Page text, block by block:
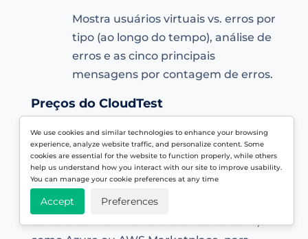
Mostra usuários virtuais vs. erros por
tipo (ao longo do tempo), análise de
erros e as cinco principais
mensagens por contagem de erros.
Preços do CloudTest
A Akamai não publica nenhum preço em
seu site, no entanto, existem alguns sites
que estimam o custo em torno de US $
1.300 por usuário/ano. Entre em contato
diretamente com a Akamai ou entre em
We use cookies and similar technologies to enhance your browsing
experience, analyze website traffic, and personalize content. Some
cookies are essential for the website to function properly, while others
help us understand how you interact with our site to improve usability.
You can manage your cookie preferences at any time
Accept Preferences